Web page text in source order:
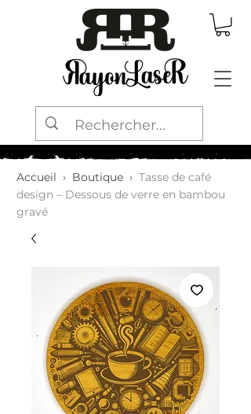
Accueil › Boutique › Tasse de café
design – Dessous de verre en bambou
gravé